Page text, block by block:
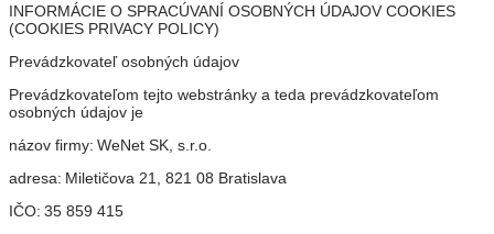
INFORMÁCIE O SPRACÚVANÍ OSOBNÝCH ÚDAJOV COOKIES
(COOKIES PRIVACY POLICY)
Prevádzkovateľ osobných údajov
Prevádzkovateľom tejto webstránky a teda prevádzkovateľom
osobných údajov je
názov firmy: WeNet SK, s.r.o.
adresa: Miletičova 21, 821 08 Bratislava
IČO: 35 859 415